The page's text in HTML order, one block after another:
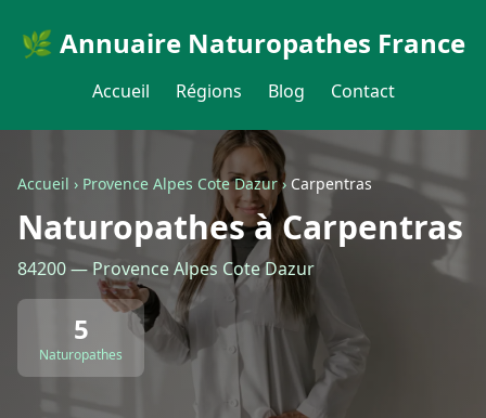
🌿 Annuaire Naturopathes France
Accueil Régions Blog Contact
Accueil › Provence Alpes Cote Dazur› Carpentras
Naturopathes à Carpentras
84200 — Provence Alpes Cote Dazur
5
Naturopathes